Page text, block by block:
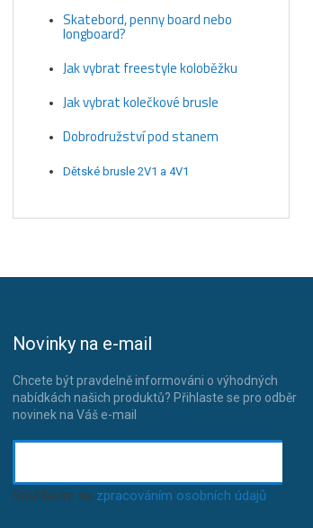
Skatebord, penny board nebo
longboard?
Jak vybrat freestyle koloběžku
Jak vybrat kolečkové brusle
Dobrodružství pod stanem
Dětské brusle 2V1 a 4V1
Novinky na e-mail
Chcete být pravdelně informováni o výhodných
nabídkách našich produktů? Přihlaste se pro odběr
novinek na Váš e-mail
Souhlasím se zpracováním osobních údajů.